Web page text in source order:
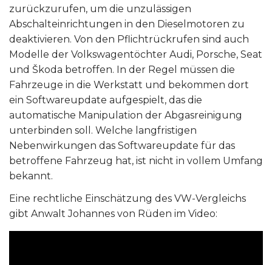
zurückzurufen, um die unzulässigen
Abschalteinrichtungen in den Dieselmotoren zu
deaktivieren. Von den Pflichtrückrufen sind auch
Modelle der Volkswagentöchter Audi, Porsche, Seat
und Škoda betroffen. In der Regel müssen die
Fahrzeuge in die Werkstatt und bekommen dort
ein Softwareupdate aufgespielt, das die
automatische Manipulation der Abgasreinigung
unterbinden soll. Welche langfristigen
Nebenwirkungen das Softwareupdate für das
betroffene Fahrzeug hat, ist nicht in vollem Umfang
bekannt.
Eine rechtliche Einschätzung des VW-Vergleichs
gibt Anwalt Johannes von Rüden im Video: